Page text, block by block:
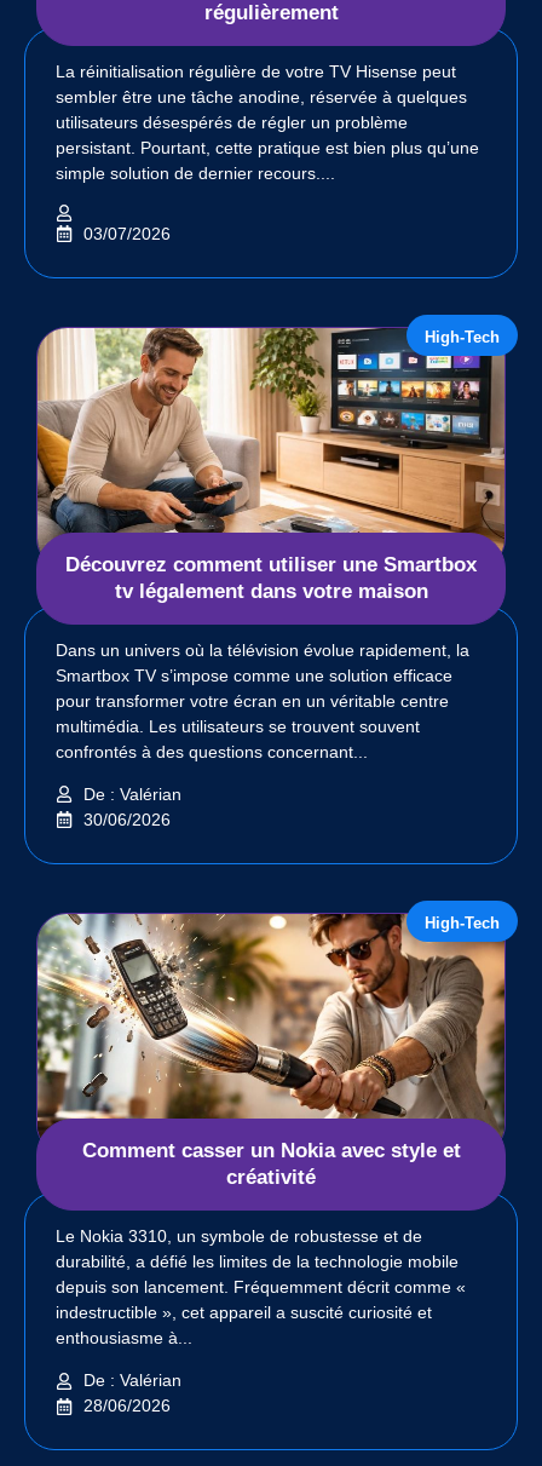
régulièrement
La réinitialisation régulière de votre TV Hisense peut
sembler être une tâche anodine, réservée à quelques
utilisateurs désespérés de régler un problème
persistant. Pourtant, cette pratique est bien plus qu’une
simple solution de dernier recours....
03/07/2026
High-Tech
Découvrez comment utiliser une Smartbox
tv légalement dans votre maison
Dans un univers où la télévision évolue rapidement, la
Smartbox TV s’impose comme une solution efficace
pour transformer votre écran en un véritable centre
multimédia. Les utilisateurs se trouvent souvent
confrontés à des questions concernant...
De : Valérian
30/06/2026
High-Tech
Comment casser un Nokia avec style et
créativité
Le Nokia 3310, un symbole de robustesse et de
durabilité, a défié les limites de la technologie mobile
depuis son lancement. Fréquemment décrit comme «
indestructible », cet appareil a suscité curiosité et
enthousiasme à...
De : Valérian
28/06/2026